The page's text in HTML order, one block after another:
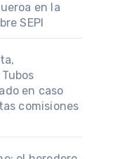
en la
SEPI
en caso
comisiones